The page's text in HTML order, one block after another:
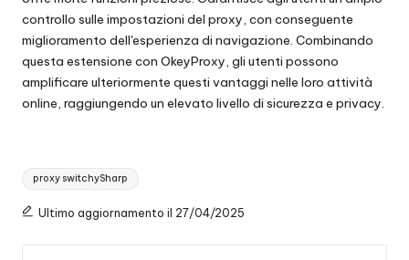
controllo sulle impostazioni del proxy, con conseguente
miglioramento dell'esperienza di navigazione. Combinando
questa estensione con OkeyProxy, gli utenti possono
amplificare ulteriormente questi vantaggi nelle loro attività
online, raggiungendo un elevato livello di sicurezza e privacy.
Tag:
proxy switchySharp
Ultimo aggiornamento il 27/04/2025